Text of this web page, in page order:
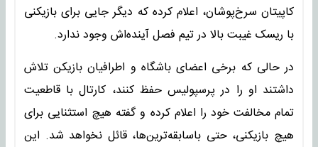
کاپیتان سرخ‌پوشان، اعلام کرده که دیگر جایی برای بازیکنی
با ریسک غیبت بالا در تیم فصل آینده‌اش وجود ندارد.
در حالی که برخی اعضای باشگاه و اطرافیان بازیکن تلاش
داشتند او را در پرسپولیس حفظ کنند، کارتال با قاطعیت
تمام مخالفت خود را اعلام کرده و گفته هیچ استثنایی برای
هیچ بازیکنی، حتی باسابقه‌ترین‌ها، قائل نخواهد شد. این